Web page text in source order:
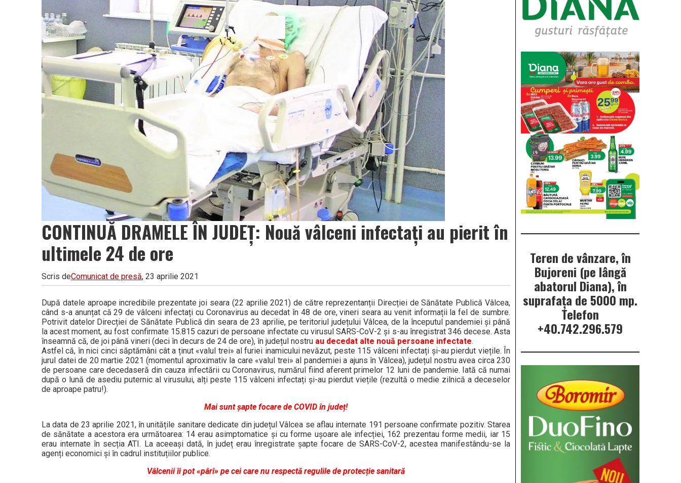
Vâlcea
CONTINUĂ DRAMELE ÎN JUDEȚ: Nouă vâlceni infectați au pierit în
ultimele 24 de ore
Scris deComunicat de presă, 23 aprilie 2021
După datele aproape incredibile prezentate joi seara (22 aprilie 2021) de către reprezentanții Direcției de Sănătate Publică Vâlcea,
când s-a anunțat că 29 de vâlceni infectați cu Coronavirus au decedat în 48 de ore, vineri seara au venit informații la fel de sumbre.
Potrivit datelor Direcției de Sănătate Publică din seara de 23 aprilie, pe teritoriul județului Vâlcea, de la începutul pandemiei și până
la acest moment, au fost confirmate 15.815 cazuri de persoane infectate cu virusul SARS-CoV-2 și s-au înregistrat 346 decese. Asta
înseamnă că, de joi până vineri (deci în decurs de 24 de ore), în județul nostru au decedat alte nouă persoane infectate.
Astfel că, în nici cinci săptămâni cât a ținut «valul trei» al furiei inamicului nevăzut, peste 115 vâlceni infectați și-au pierdut viețile. În
jurul datei de 20 martie 2021 (momentul aproximativ la care «valul trei» al pandemiei a ajuns în Vâlcea), județul nostru avea circa 230
de persoane care decedaseră din cauza infectării cu Coronavirus, numărul fiind aferent primelor 12 luni de pandemie. Iată că numai
după o lună de asediu puternic al virusului, alți peste 115 vâlceni infectați și-au pierdut viețile (rezultă o medie zilnică a deceselor
de aproape patru!).
Mai sunt șapte focare de COVID în județ!
La data de 23 aprilie 2021, în unitățile sanitare dedicate din județul Vâlcea se aflau internate 191 persoane confirmate pozitiv. Starea
de sănătate a acestora era următoarea: 14 erau asimptomatice și cu forme ușoare ale infecției, 162 prezentau forme medii, iar 15
erau internate în secția ATI. La aceeași dată, în județ erau înregistrate șapte focare de SARS-CoV-2, acestea manifestându-se la
agenți economici și în cadrul instituțiilor publice.
Vâlcenii îi pot «pârî» pe cei care nu respectă regulile de protecție sanitară
Teren de vânzare, în
Bujoreni (pe lângă
abatorul Diana), în
suprafața de 5000 mp.
Telefon
+40.742.296.579